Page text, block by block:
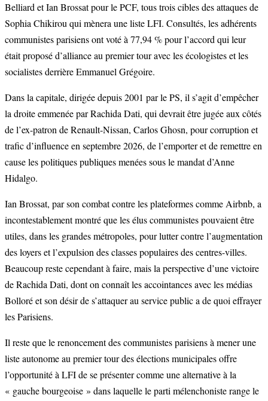
Belliard et Ian Brossat pour le PCF, tous trois cibles des attaques de
Sophia Chikirou qui mènera une liste LFI. Consultés, les adhérents
communistes parisiens ont voté à 77,94 % pour l’accord qui leur
était proposé d’alliance au premier tour avec les écologistes et les
socialistes derrière Emmanuel Grégoire.
Dans la capitale, dirigée depuis 2001 par le PS, il s’agit d’empêcher
la droite emmenée par Rachida Dati, qui devrait être jugée aux côtés
de l’ex-patron de Renault-Nissan, Carlos Ghosn, pour corruption et
trafic d’influence en septembre 2026, de l’emporter et de remettre en
cause les politiques publiques menées sous le mandat d’Anne
Hidalgo.
Ian Brossat, par son combat contre les plateformes comme Airbnb, a
incontestablement montré que les élus communistes pouvaient être
utiles, dans les grandes métropoles, pour lutter contre l’augmentation
des loyers et l’expulsion des classes populaires des centres-villes.
Beaucoup reste cependant à faire, mais la perspective d’une victoire
de Rachida Dati, dont on connaît les accointances avec les médias
Bolloré et son désir de s’attaquer au service public a de quoi effrayer
les Parisiens.
Il reste que le renoncement des communistes parisiens à mener une
liste autonome au premier tour des élections municipales offre
l’opportunité à LFI de se présenter comme une alternative à la
« gauche bourgeoise » dans laquelle le parti mélenchoniste range le